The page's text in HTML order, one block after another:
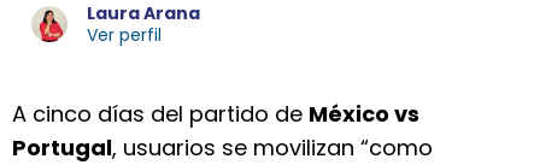
Laura Arana
Ver perfil
A cinco días del partido de México vs
Portugal, usuarios se movilizan “como